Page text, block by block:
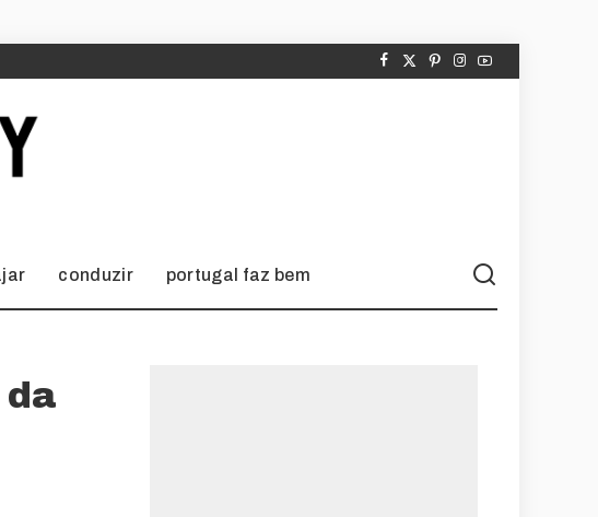
conduzir portugal faz bem